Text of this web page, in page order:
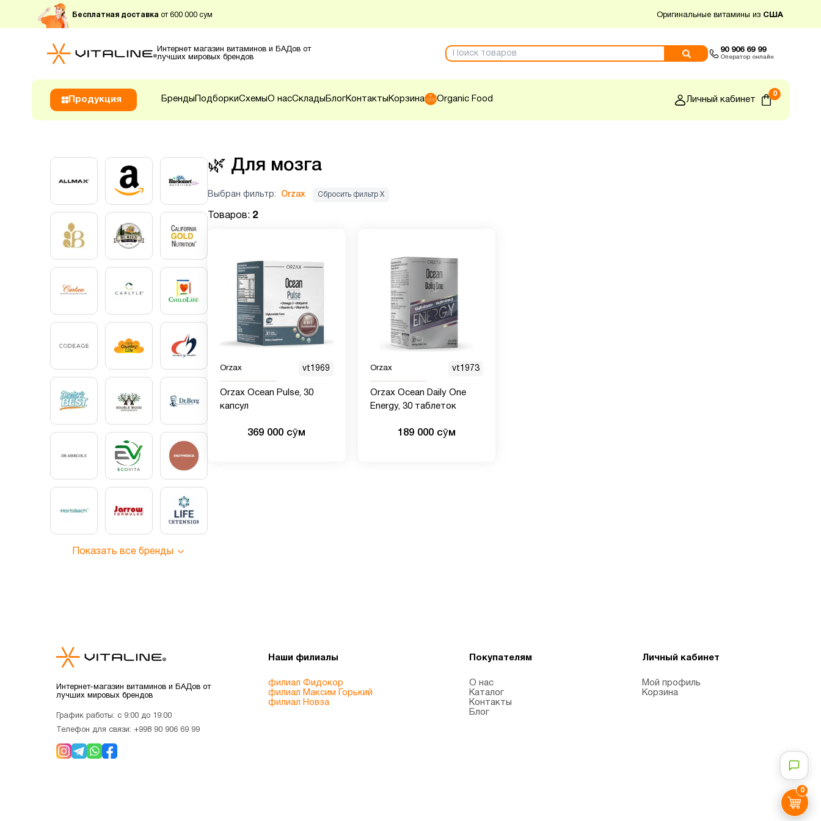
Бесплатная доставка от 600 000 сум Оригинальные витамины из США
Интернет магазин витаминов и БАДов от
лучших мировых брендов
90 906 69 99
Оператор онлайн
Продукция Бренды ПодборкиСхемыО насСклады БлогКонтакты Корзина Organic Food Личный кабинет
0
0
Показать все бренды
🌿 Для мозга
Выбран фильтр: Orzax Сбросить фильтр Х
Товаров: 2
Orzax vt1969
Orzax Ocean Pulse, 30
капсул
369 000 сӯм
Orzax vt1973
Orzax Ocean Daily One
Energy, 30 таблеток
189 000 сӯм
Интернет-магазин витаминов и БАДов от
лучших мировых брендов
График работы: с 9:00 до 19:00
Телефон для связи: +998 90 906 69 99
Наши филиалы
филиал Фидокор
филиал Максим Горький
филиал Новза
Покупателям
О нас
Каталог
Контакты
Блог
Личный кабинет
Мой профиль
Корзина